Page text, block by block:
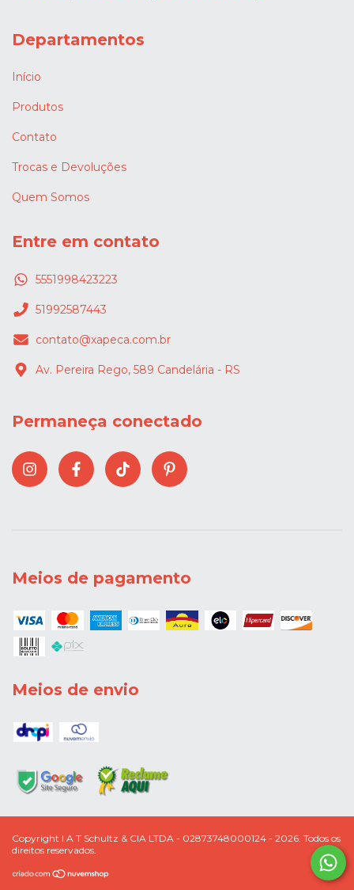
Departamentos
Início
Produtos
Contato
Trocas e Devoluções
Quem Somos
Entre em contato
5551998423223
51992587443
contato@xapeca.com.br
Av. Pereira Rego, 589 Candelária - RS
Permaneça conectado
Meios de pagamento
Meios de envio
Copyright I A T Schultz & CIA LTDA - 02873748000124 - 2026. Todos os
direitos reservados.